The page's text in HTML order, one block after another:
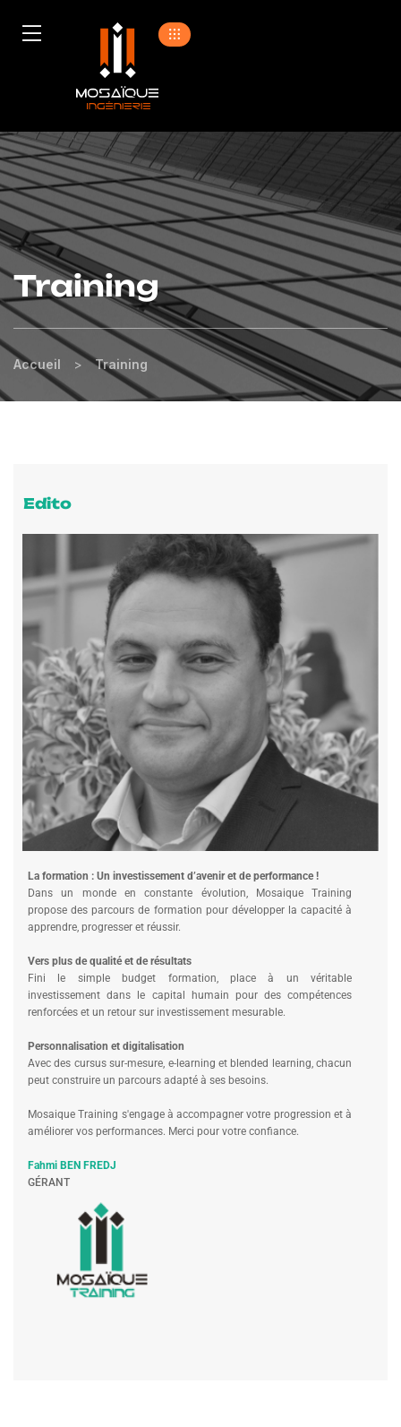
Training
Accueil > Training
Edito
La formation : Un investissement d’avenir et de performance !
Dans un monde en constante évolution, Mosaique Training
propose des parcours de formation pour développer la capacité à
apprendre, progresser et réussir.
Vers plus de qualité et de résultats
Fini le simple budget formation, place à un véritable
investissement dans le capital humain pour des compétences
renforcées et un retour sur investissement mesurable.
Personnalisation et digitalisation
Avec des cursus sur-mesure, e-learning et blended learning, chacun
peut construire un parcours adapté à ses besoins.
Mosaique Training s'engage à accompagner votre progression et à
améliorer vos performances. Merci pour votre confiance.
Fahmi BEN FREDJ
GÉRANT